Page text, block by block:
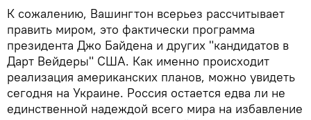
К сожалению, Вашингтон всерьез рассчитывает
править миром, это фактически программа
президента Джо Байдена и других "кандидатов в
Дарт Вейдеры" США. Как именно происходит
реализация американских планов, можно увидеть
сегодня на Украине. Россия остается едва ли не
единственной надеждой всего мира на избавление